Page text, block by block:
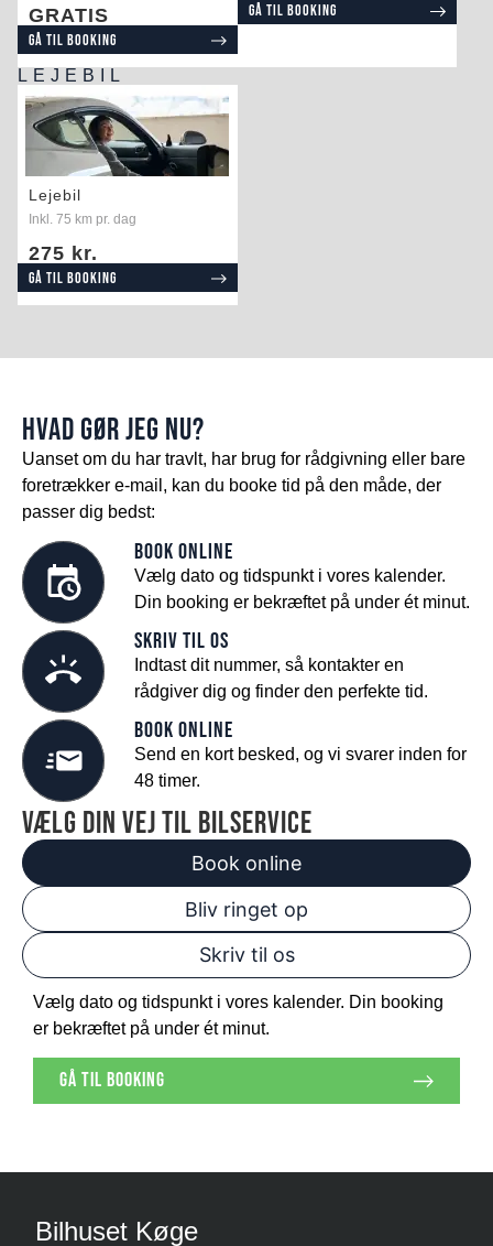
GRATIS
Gå til booking
Gå til booking
LEJEBIL
Lejebil
Inkl. 75 km pr. dag
275 kr.
Gå til booking
HVAD GØR JEG NU?
Uanset om du har travlt, har brug for rådgivning eller bare
foretrækker e-mail, kan du booke tid på den måde, der
passer dig bedst:
Book online
Vælg dato og tidspunkt i vores kalender.
Din booking er bekræftet på under ét minut.
Skriv til os
Indtast dit nummer, så kontakter en
rådgiver dig og finder den perfekte tid.
Book online
Send en kort besked, og vi svarer inden for
48 timer.
vælg din vej til bilservice
Book online
Bliv ringet op
Skriv til os
Vælg dato og tidspunkt i vores kalender. Din booking
er bekræftet på under ét minut.
gå til booking
Bilhuset Køge